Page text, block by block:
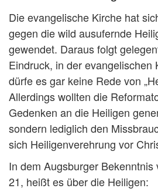
Die evangelische Kirche hat
gegen die wild ausufernde
gewendet. Daraus folgt
Eindruck, in der evangelischen
dürfe es gar keine Rede von
Allerdings wollten die
Gedenken an die Heiligen
sondern lediglich den
sich Heiligenverehrung vor
In dem Augsburger
21, heißt es über die Heiligen: